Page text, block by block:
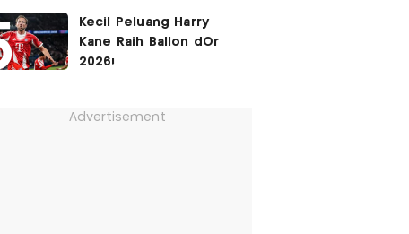
Kecil Peluang Harry
Kane Raih Ballon dOr
2026!
Advertisement